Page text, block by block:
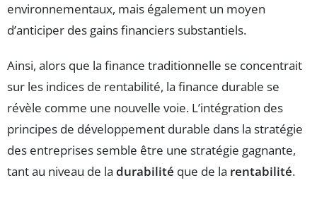
environnementaux, mais également un moyen
d’anticiper des gains financiers substantiels.
Ainsi, alors que la finance traditionnelle se concentrait
sur les indices de rentabilité, la finance durable se
révèle comme une nouvelle voie. L’intégration des
principes de développement durable dans la stratégie
des entreprises semble être une stratégie gagnante,
tant au niveau de la durabilité que de la rentabilité.